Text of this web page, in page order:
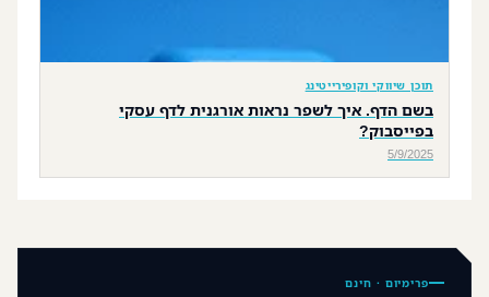
תוכן שיווקי וקופירייטינג
בשם הדף. איך לשפר נראות אורגנית לדף עסקי
בפייסבוק?
5/9/2025
פרימיום · חינם